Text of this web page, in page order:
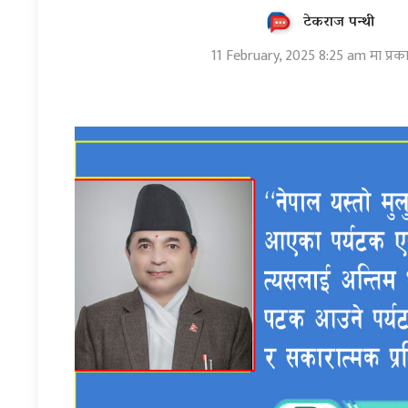
टेकराज पन्थी
11 February, 2025 8:25 am मा